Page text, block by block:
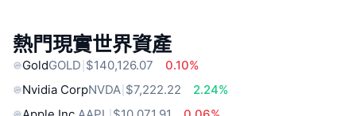
熱門現實世界資產
GoldGOLD $140,126.07
0.10%
Nvidia CorpNVDA $7,222.22
2.24%